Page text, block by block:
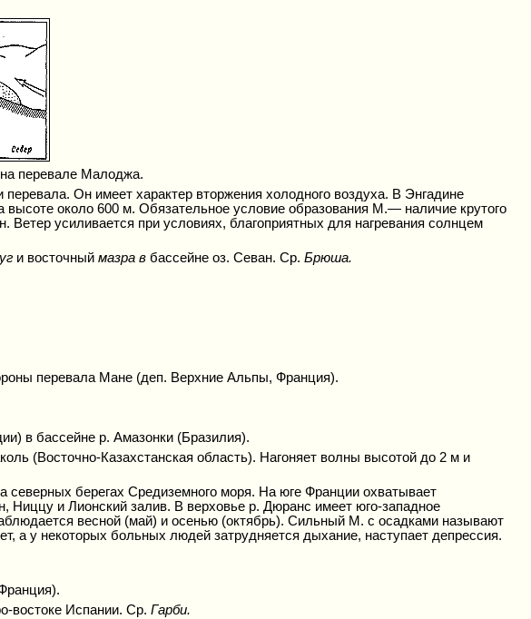
на перевале Малоджа.
Он имеет характер вторжения холодного воздуха. В Энгадине
около 600 м. Обязательное условие образования М.— наличие крутого
Ветер усиливается при условиях, благоприятных для нагревания солнцем
и восточный мазра в бассейне оз. Севан. Ср. Брюша.
перевала Мане (деп. Верхние Альпы, Франция).
в бассейне р. Амазонки (Бразилия).
(Восточно-Казахстанская область). Нагоняет волны высотой до 2 м и
северных берегах Средиземного моря. На юге Франции охватывает
и Лионский залив. В верховье р. Дюранс имеет юго-западное
весной (май) и осенью (октябрь). Сильный М. с осадками называют
у некоторых больных людей затрудняется дыхание, наступает депрессия.
востоке Испании. Ср. Гарби.